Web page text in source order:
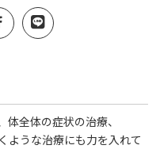
全体の症状の治療、
ような治療にも力を入れて